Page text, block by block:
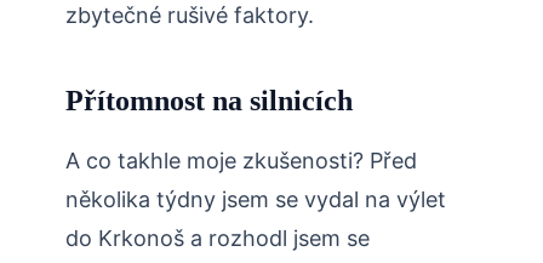
zbytečné rušivé faktory.
Přítomnost na silnicích
A co takhle moje zkušenosti? Před
několika týdny jsem se vydal na výlet
do Krkonoš a rozhodl jsem se